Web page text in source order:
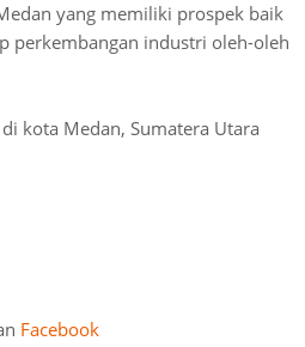
yang memiliki prospek baik
perkembangan industri oleh-oleh
kota Medan, Sumatera Utara
Facebook